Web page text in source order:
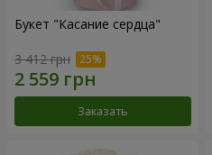
Букет "Касание сердца"
3 412 грн
Заказать